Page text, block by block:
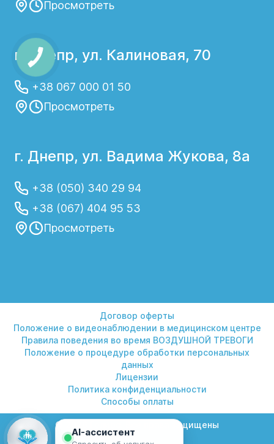
Просмотреть
г. Днепр, ул. Калиновая, 70
+38 067 000 01 50
Просмотреть
г. Днепр, ул. Вадима Жукова, 8а
+38 (050) 340 29 94
+38 (067) 404 95 53
Просмотреть
Договор оферты
Положение о видеонаблюдении в медицинском центре
Правила поведения во время ВОЗДУШНОЙ ТРЕВОГИ
Положение о процедуре обработки персональных
данных
Лицензии
Политика конфиденциальности
Способы оплаты
© 2026 Гелиос. Все права защищены
AI-ассистент